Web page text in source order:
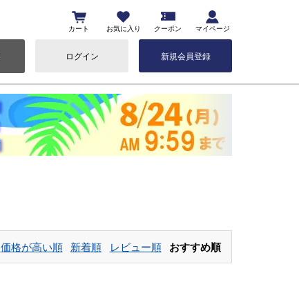
カート お気に入り クーポン マイページ
ログイン 新規会員登録
価格が高い順 新着順 レビュー順 おすすめ順